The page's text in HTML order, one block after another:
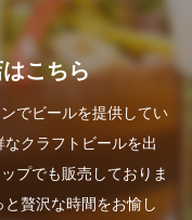
こちら
でビールを提供してい
なクラフトビールを出
プでも販売しておりま
贅沢な時間をお愉し